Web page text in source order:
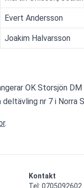
Evert Andersson
Joakim Halvarsson
OK Storsjön DM
deltävling nr 7 i Norra
.
Kontakt
Tel: 0705092602